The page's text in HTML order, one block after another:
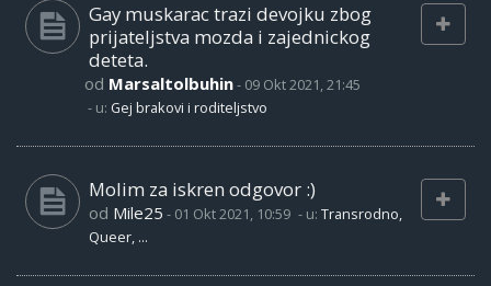
Gay muskarac trazi devojku zbog
prijateljstva mozda i zajednickog
deteta.
od Marsaltolbuhin- 09 Okt 2021, 21:45
- u: Gej brakovi i roditeljstvo
Molim za iskren odgovor :)
od Mile25 - 01 Okt 2021, 10:59 - u: Transrodno,
Queer, ...